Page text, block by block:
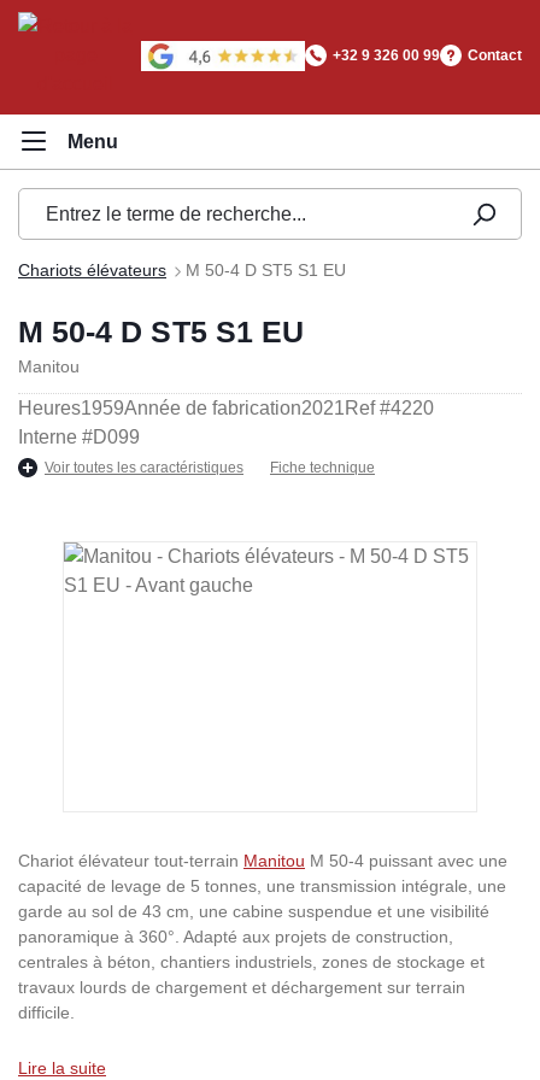
principal
+32 9 326 00 99 Contact
Chariots élévateurs M 50-4 D ST5 S1 EU
M 50-4 D ST5 S1 EU
Manitou
Heures1959Année de fabrication2021Ref #4220
Interne #D099
Voir toutes les caractéristiques Fiche technique
Ignorer la galerie d'images
Chariot élévateur tout-terrain Manitou M 50-4 puissant avec une
capacité de levage de 5 tonnes, une transmission intégrale, une
garde au sol de 43 cm, une cabine suspendue et une visibilité
panoramique à 360°. Adapté aux projets de construction,
centrales à béton, chantiers industriels, zones de stockage et
travaux lourds de chargement et déchargement sur terrain
difficile.
Lire la suite